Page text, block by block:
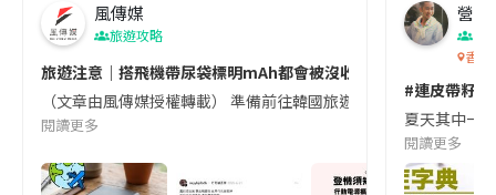
風傳媒
旅遊攻略
旅遊注意｜搭飛機帶尿袋標明mAh都會被沒收😱出發前切記檢查
（文章由風傳媒授權轉載） 準備前往韓國旅遊的民眾，近期要
閱讀更多
營養
香港
#連皮帶籽
夏天其中一
閱讀更多